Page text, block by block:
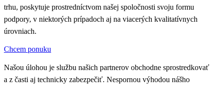
trhu, poskytuje prostredníctvom našej spoločnosti svoju formu
podpory, v niektorých prípadoch aj na viacerých kvalitatívnych
úrovniach.
Chcem ponuku
Našou úlohou je službu našich partnerov obchodne sprostredkovať
a z časti aj technicky zabezpečiť. Nespornou výhodou nášho